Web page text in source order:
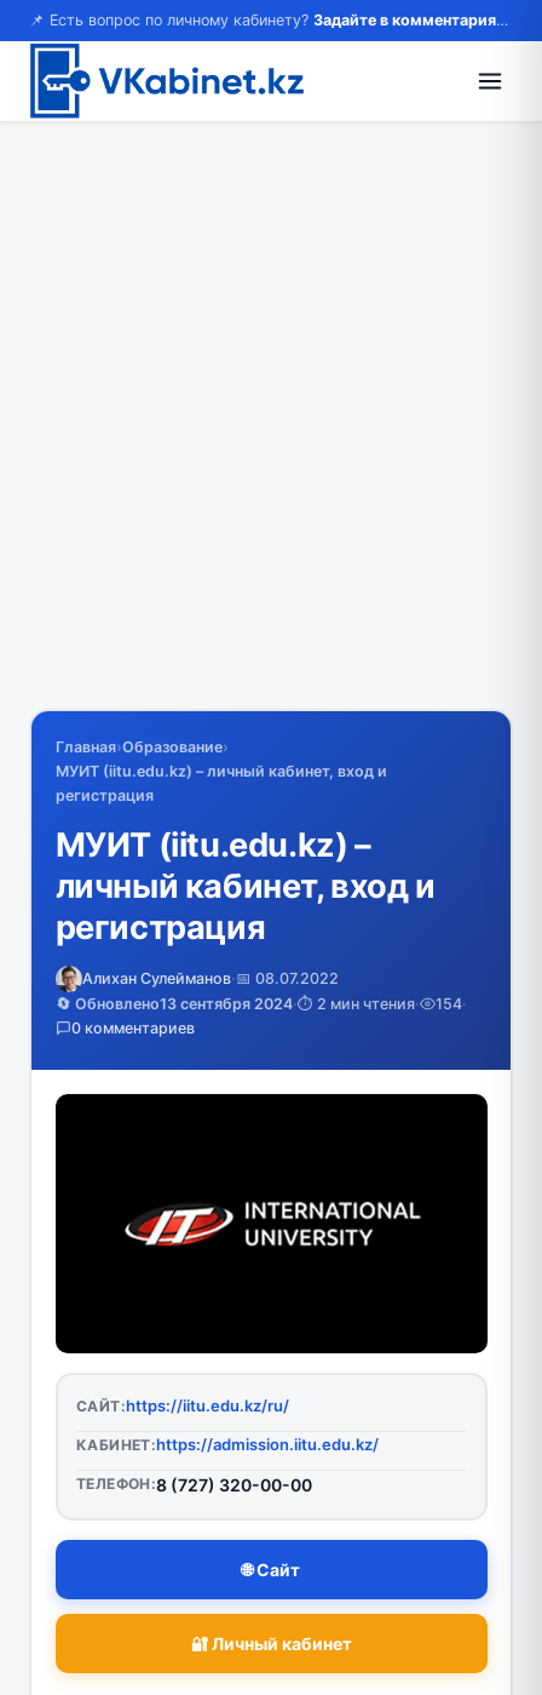
📌 Есть вопрос по личному кабинету? Задайте в комментариях — ответим!
Главная›Образование›
МУИТ (iitu.edu.kz) – личный кабинет, вход и
регистрация
МУИТ (iitu.edu.kz) –
личный кабинет, вход и
регистрация
Алихан Сулейманов·📅 08.07.2022
🔄 Обновлено13 сентября 2024·⏱️ 2 мин чтения· 154·
0 комментариев
САЙТ:https://iitu.edu.kz/ru/
КАБИНЕТ:https://admission.iitu.edu.kz/
ТЕЛЕФОН:8 (727) 320-00-00
🌐 Сайт
🔐 Личный кабинет